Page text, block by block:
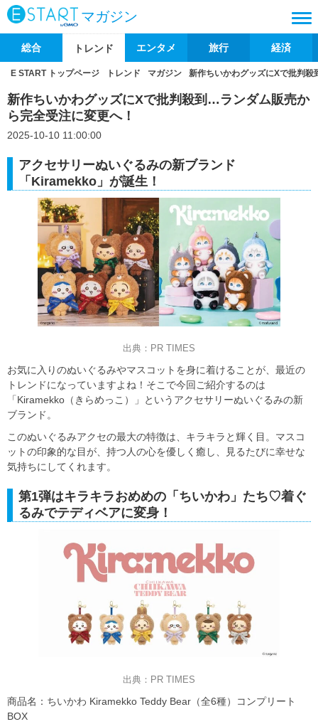
マガジン
総合 トレンド エンタメ 旅行 経済
E START トップページ トレンド マガジン 新作ちいかわグッズにXで批判
新作ちいかわグッズにXで批判殺到…ランダム販売か
ら完全受注に変更へ！
2025-10-10 11:00:00
アクセサリーぬいぐるみの新ブランド
「Kiramekko」が誕生！
出典：PR TIMES
お気に入りのぬいぐるみやマスコットを身に着けることが、最近の
トレンドになっていますよね！そこで今回ご紹介するのは
「Kiramekko（きらめっこ）」というアクセサリーぬいぐるみの新
ブランド。
このぬいぐるみアクセの最大の特徴は、キラキラと輝く目。マスコ
ットの印象的な目が、持つ人の心を優しく癒し、見るたびに幸せな
気持ちにしてくれます。
第1弾はキラキラおめめの「ちいかわ」たち♡着ぐ
るみでテディベアに変身！
出典：PR TIMES
商品名：ちいかわ Kiramekko Teddy Bear（全6種）コンプリート
BOX